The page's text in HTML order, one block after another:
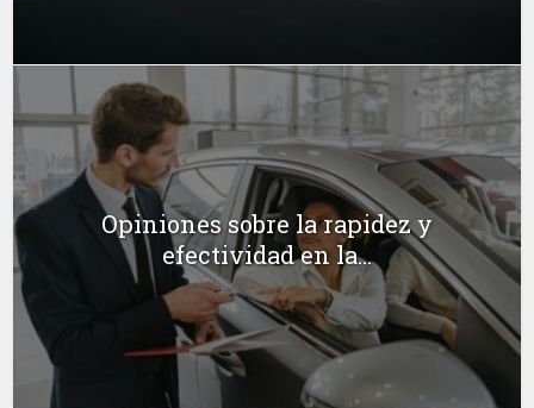
Opiniones sobre la rapidez y
efectividad en la...